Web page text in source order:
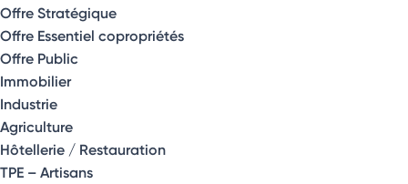
Offre Stratégique
Offre Essentiel copropriétés
Offre Public
Immobilier
Industrie
Agriculture
Hôtellerie / Restauration
TPE – Artisans